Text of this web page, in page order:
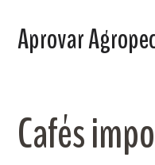
Aprovar
Cafés